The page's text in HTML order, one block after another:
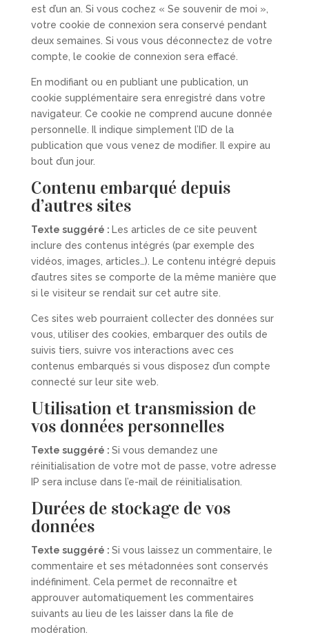
est d’un an. Si vous cochez « Se souvenir de moi »,
votre cookie de connexion sera conservé pendant
deux semaines. Si vous vous déconnectez de votre
compte, le cookie de connexion sera effacé.
En modifiant ou en publiant une publication, un
cookie supplémentaire sera enregistré dans votre
navigateur. Ce cookie ne comprend aucune donnée
personnelle. Il indique simplement l’ID de la
publication que vous venez de modifier. Il expire au
bout d’un jour.
Contenu embarqué depuis
d’autres sites
Texte suggéré : Les articles de ce site peuvent
inclure des contenus intégrés (par exemple des
vidéos, images, articles…). Le contenu intégré depuis
d’autres sites se comporte de la même manière que
si le visiteur se rendait sur cet autre site.
Ces sites web pourraient collecter des données sur
vous, utiliser des cookies, embarquer des outils de
suivis tiers, suivre vos interactions avec ces
contenus embarqués si vous disposez d’un compte
connecté sur leur site web.
Utilisation et transmission de
vos données personnelles
Texte suggéré : Si vous demandez une
réinitialisation de votre mot de passe, votre adresse
IP sera incluse dans l’e-mail de réinitialisation.
Durées de stockage de vos
données
Texte suggéré : Si vous laissez un commentaire, le
commentaire et ses métadonnées sont conservés
indéfiniment. Cela permet de reconnaître et
approuver automatiquement les commentaires
suivants au lieu de les laisser dans la file de
modération.